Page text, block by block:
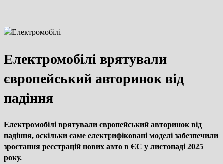
Електромобілі врятували
європейський авторинок від
падіння
Електромобілі врятували європейський авторинок від
падіння, оскільки саме електрифіковані моделі забезпечили
зростання реєстрацій нових авто в ЄС у листопаді 2025
року.